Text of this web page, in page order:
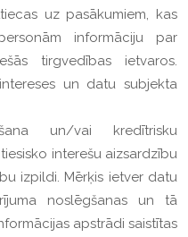
uz pasākumiem, kas
informāciju par
tirgvedības ietvaros.
un datu subjekta
un/vai kredītrisku
interešu aizsardzību
izpildi. Mērķis ietver datu
noslēgšanas un tā
apstrādi saistītas